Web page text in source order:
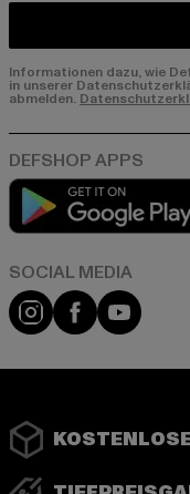
Informationen dazu, wie
in unserer
abmelden.
Instagram
Facebook